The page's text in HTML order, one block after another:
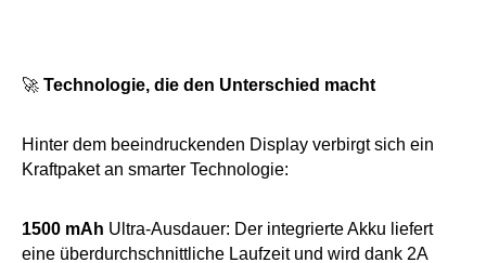
🚀 Technologie, die den Unterschied macht
Hinter dem beeindruckenden Display verbirgt sich ein
Kraftpaket an smarter Technologie:
1500 mAh Ultra-Ausdauer: Der integrierte Akku liefert
eine überdurchschnittliche Laufzeit und wird dank 2A